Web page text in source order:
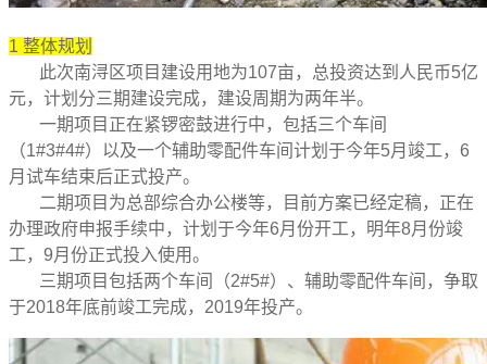
1 整体规划
此次南浔区项目建设用地为107亩，总投资达到人民币5亿
元，计划分三期建设完成，建设周期为两年半。
一期项目正在紧锣密鼓进行中，包括三个车间
（1#3#4#）以及一个辅助零配件车间计划于今年5月竣工，6
月试车结束后正式投产。
二期项目为总部综合办公楼等，目前方案已经定稿，正在
办理政府申报手续中，计划于今年6月份开工，明年8月份竣
工，9月份正式投入使用。
三期项目包括两个车间（2#5#）、辅助零配件车间，争取
于2018年底前竣工完成，2019年投产。